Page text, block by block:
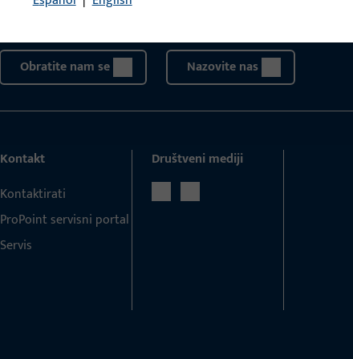
Obratite nam se Nazovite nas
Kontakt
Kontaktirati
ProPoint servisni portal
Servis
Društveni mediji